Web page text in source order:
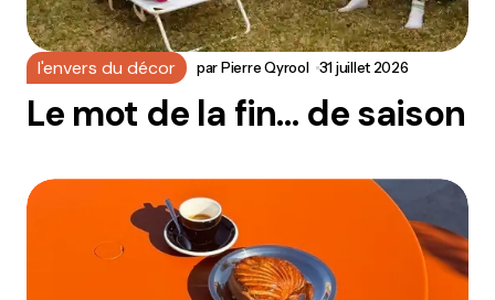
l'envers du décor parPierre Qyrool 31 juillet 2026
Le mot de la fin… de saison